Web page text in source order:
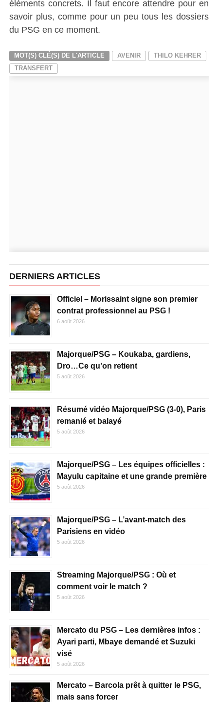
éléments concrets. Il faut encore attendre pour en
savoir plus, comme pour un peu tous les dossiers
du PSG en ce moment.
MOT(S) CLÉ(S) DE L'ARTICLE AVENIR
THILO KEHRER
TRANSFERT
DERNIERS ARTICLES
Officiel – Morissaint signe son premier
contrat professionnel au PSG !
6 août 2026
Majorque/PSG – Koukaba, gardiens,
Dro…Ce qu’on retient
5 août 2026
Résumé vidéo Majorque/PSG (3-0), Paris
remanié et balayé
5 août 2026
Majorque/PSG – Les équipes officielles :
Mayulu capitaine et une grande première
5 août 2026
Majorque/PSG – L’avant-match des
Parisiens en vidéo
5 août 2026
Streaming Majorque/PSG : Où et
comment voir le match ?
5 août 2026
Mercato du PSG – Les dernières infos :
Ayari parti, Mbaye demandé et Suzuki
visé
5 août 2026
Mercato – Barcola prêt à quitter le PSG,
mais sans forcer